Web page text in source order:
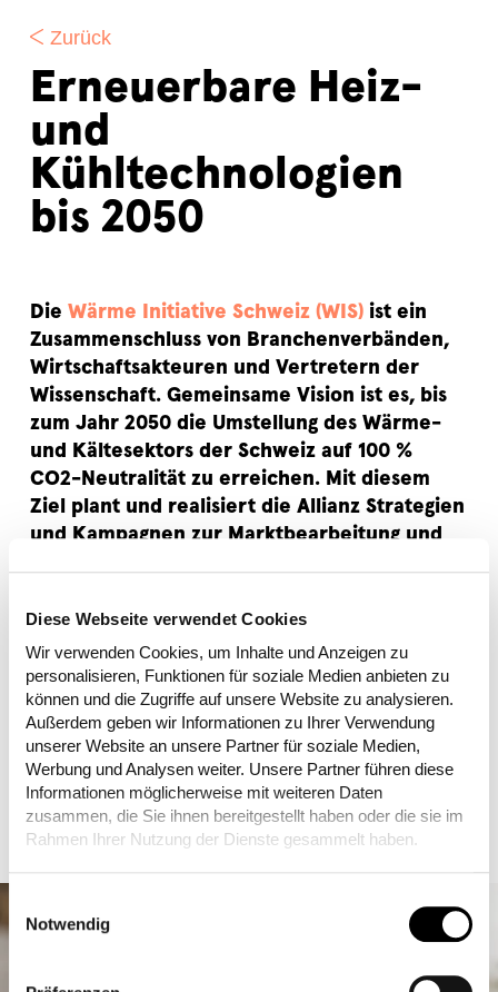
Diese Webseite verwendet Cookies
Wir verwenden Cookies, um Inhalte und Anzeigen zu
personalisieren, Funktionen für soziale Medien anbieten zu
können und die Zugriffe auf unsere Website zu analysieren.
Außerdem geben wir Informationen zu Ihrer Verwendung
unserer Website an unsere Partner für soziale Medien,
Werbung und Analysen weiter. Unsere Partner führen diese
Informationen möglicherweise mit weiteren Daten
zusammen, die Sie ihnen bereitgestellt haben oder die sie im
Rahmen Ihrer Nutzung der Dienste gesammelt haben.
Notwendig
Zurück
Erneuerbare Heiz-
und
Kühltechnologien
bis 2050
DieWärme Initiative Schweiz (WIS) ist ein
Zusammenschluss von Branchenverbänden,
Wirtschaftsakteuren und Vertretern der
Wissenschaft. Gemeinsame Vision ist es, bis
zum Jahr 2050 die Umstellung des Wärme-
und Kältesektors der Schweiz auf 100 %
CO2-Neutralität zu erreichen. Mit diesem
Ziel plant und realisiert die Allianz Strategien
und Kampagnen zur Marktbearbeitung und
CRK ist Initiator, Stratege und Umsetzer zugleich
und führt das Projekt seit 2017.
Kunde
Wärme Initiative Schweiz
Leistungen/Services
Public Affairs, Branding